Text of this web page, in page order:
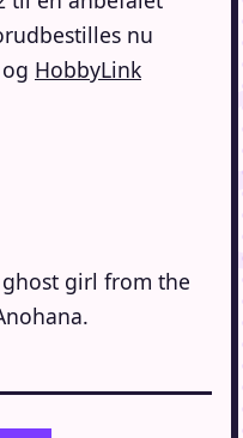
nu
og HobbyLink
girl from the